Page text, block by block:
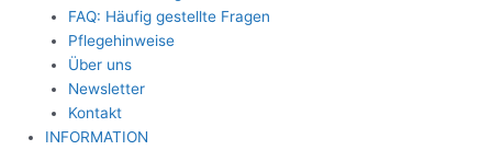
FAQ: Häufig gestellte Fragen
Pflegehinweise
Über uns
Newsletter
Kontakt
INFORMATION